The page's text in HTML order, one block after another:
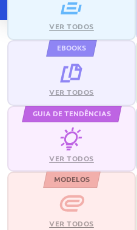
VER TODOS
EBOOKS
VER TODOS
GUIA DE TENDÊNCIAS
VER TODOS
MODELOS
VER TODOS